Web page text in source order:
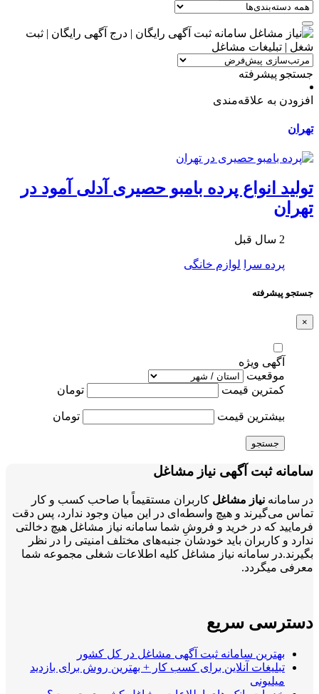
جستجو پیشرفته
افزودن به علاقه‌مندی
تهران
تولید انواع پرده بامبو حصیری آدلی آمود در
تهران
2 سال قبل
پرده سرا لوازم خانگی
جستجو پیشرفته
×
آگهی ویژه
موقعیت
کمترین قیمت
تومان
بیشترین قیمت تومان
جستجو
سامانه ثبت آگهی نیاز مشاغل
در سامانه نیاز مشاغل کاربران مستقیماً با صاحب کسب و کار
تماس می‌گیرند و هیچ واسطه‌ای در این میان وجود ندارد، پس دقت
فرمایید که در خرید و فروشِ شما سامانه نیاز مشاغل هیچ دخالتی
ندارد و کاربران باید خودشان جنبه‌های مختلف امنیتی را در نظر
بگیرند.در سامانه نیاز مشاغل کلیه اطلاعات شغلی مجموعه شما
معرفی میگردد.
دسترسی سریع
بهترین سامانه ثبت آگهی مشاغل در کل کشور
تبلیغات آنلاین برای کسب کار + بهترین روش برای بازدید
میلیونی